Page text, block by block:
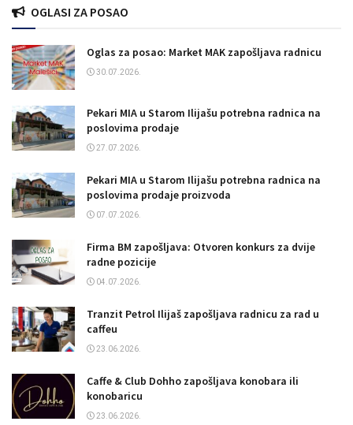
OGLASI ZA POSAO
Oglas za posao: Market MAK zapošljava radnicu
30.07.2026.
Pekari MIA u Starom Ilijašu potrebna radnica na
poslovima prodaje
27.07.2026.
Pekari MIA u Starom Ilijašu potrebna radnica na
poslovima prodaje proizvoda
07.07.2026.
Firma BM zapošljava: Otvoren konkurs za dvije
radne pozicije
04.07.2026.
Tranzit Petrol Ilijaš zapošljava radnicu za rad u
caffeu
23.06.2026.
Caffe & Club Dohho zapošljava konobara ili
konobaricu
23.06.2026.